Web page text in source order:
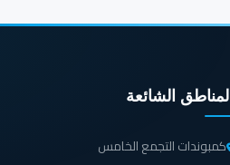
المناطق الشائعة
كمبوندات التجمع الخامس